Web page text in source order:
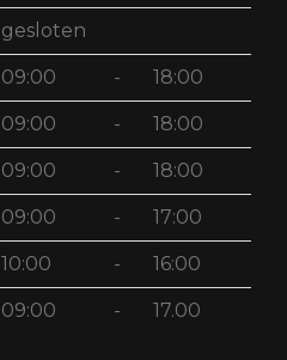
gesloten
09:00 - 18:00
09:00 - 18:00
09:00 - 18:00
09:00 - 17:00
10:00 - 16:00
09:00 - 17.00